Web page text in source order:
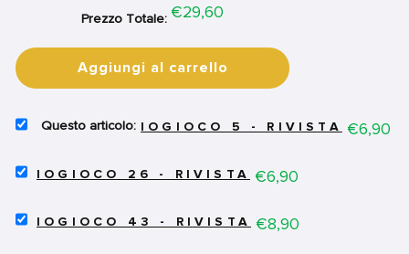
Prezzo Totale: Price
€29,60
Aggiungi al carrello
SELECT
-
BUNDLE
IOGIOCO 5 - RIVISTA Price
€6,90
SELECT
-
IOGIOCO 26 - RIVISTA Price
€6,90
SELECT
IOGIOCO 43 - RIVISTA Price
€8,90